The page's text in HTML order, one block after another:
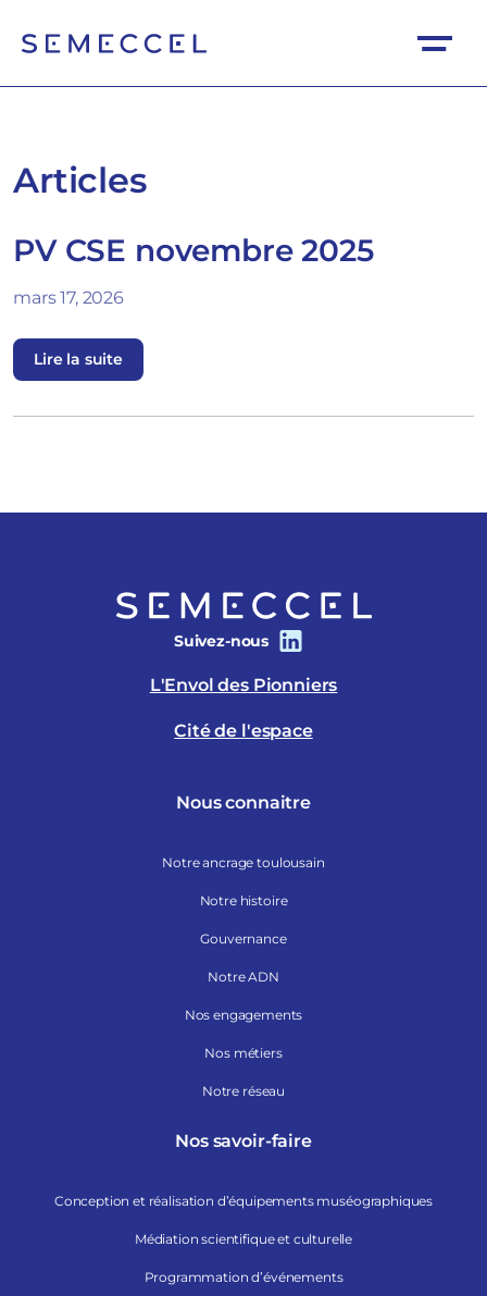
Articles
PV CSE novembre 2025
mars 17, 2026
Lire la suite
Suivez-nous
L'Envol des Pionniers
Cité de l'espace
Nous connaitre
Notre ancrage toulousain
Notre histoire
Gouvernance
Notre ADN
Nos engagements
Nos métiers
Notre réseau
Nos savoir-faire
Conception et réalisation d’équipements muséographiques
Médiation scientifique et culturelle
Programmation d’événements